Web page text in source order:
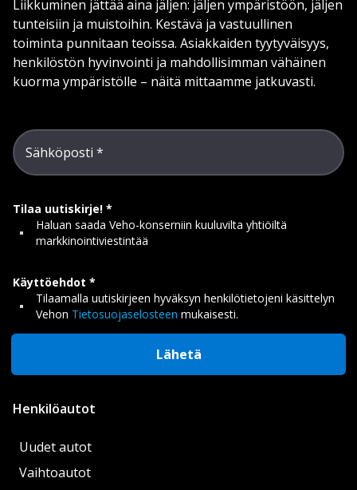
Liikkuminen jättää aina jäljen: jäljen ympäristöön, jäljen
tunteisiin ja muistoihin. Kestävä ja vastuullinen
toiminta punnitaan teoissa. Asiakkaiden tyytyväisyys,
henkilöstön hyvinvointi ja mahdollisimman vähäinen
kuorma ympäristölle – näitä mittaamme jatkuvasti.
Sähköposti
Tilaa uutiskirje!
Haluan saada Veho-konserniin kuuluvilta yhtiöiltä
markkinointiviestintää
Käyttöehdot
Tilaamalla uutiskirjeen hyväksyn henkilötietojeni käsittelyn
Vehon Tietosuojaselosteen mukaisesti.
Lähetä
Henkilöautot
Uudet autot
Vaihtoautot